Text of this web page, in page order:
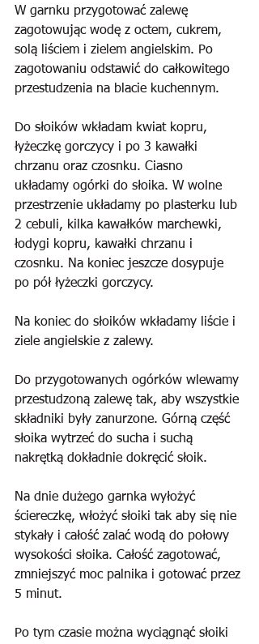
W garnku przygotować zalewę
zagotowując wodę z octem, cukrem,
solą liściem i zielem angielskim. Po
zagotowaniu odstawić do całkowitego
przestudzenia na blacie kuchennym.
Do słoików wkładam kwiat kopru,
łyżeczkę gorczycy i po 3 kawałki
chrzanu oraz czosnku. Ciasno
układamy ogórki do słoika. W wolne
przestrzenie układamy po plasterku lub
2 cebuli, kilka kawałków marchewki,
łodygi kopru, kawałki chrzanu i
czosnku. Na koniec jeszcze dosypuje
po pół łyżeczki gorczycy.
Na koniec do słoików wkładamy liście i
ziele angielskie z zalewy.
Do przygotowanych ogórków wlewamy
przestudzoną zalewę tak, aby wszystkie
składniki były zanurzone. Górną część
słoika wytrzeć do sucha i suchą
nakrętką dokładnie dokręcić słoik.
Na dnie dużego garnka wyłożyć
ściereczkę, włożyć słoiki tak aby się nie
stykały i całość zalać wodą do połowy
wysokości słoika. Całość zagotować,
zmniejszyć moc palnika i gotować przez
5 minut.
Po tym czasie można wyciągnąć słoiki